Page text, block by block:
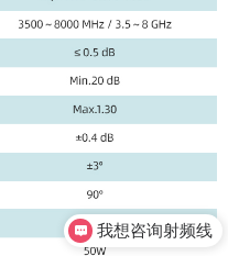
我想咨询射频线